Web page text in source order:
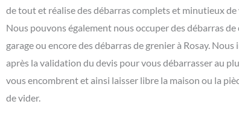
de tout et réalise des débarras complets et minutieux de
Nous pouvons également nous occuper des débarras de
garage ou encore des débarras de grenier à Rosay.
après la validation du devis pour vous débarrasser au
vous encombrent et ainsi laisser libre la maison ou la
de vider.